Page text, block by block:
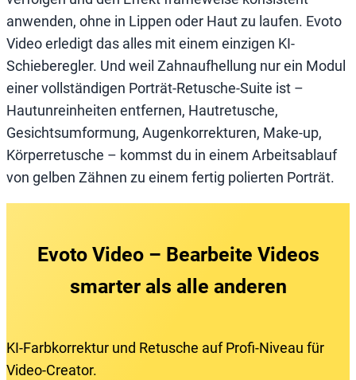
anwenden, ohne in Lippen oder Haut zu laufen. Evoto
Video erledigt das alles mit einem einzigen KI-
Schieberegler. Und weil Zahnaufhellung nur ein Modul
einer vollständigen Porträt-Retusche-Suite ist –
Hautunreinheiten entfernen, Hautretusche,
Gesichtsumformung, Augenkorrekturen, Make-up,
Körperretusche – kommst du in einem Arbeitsablauf
von gelben Zähnen zu einem fertig polierten Porträt.
Evoto Video – Bearbeite Videos
smarter als alle anderen
KI-Farbkorrektur und Retusche auf Profi-Niveau für
Video-Creator.